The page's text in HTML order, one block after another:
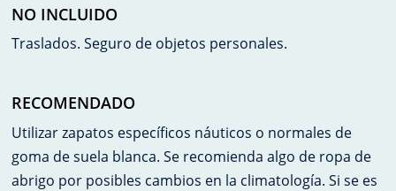
NO INCLUIDO
Traslados. Seguro de objetos personales.
RECOMENDADO
Utilizar zapatos específicos náuticos o normales de
goma de suela blanca. Se recomienda algo de ropa de
abrigo por posibles cambios en la climatología. Si se es